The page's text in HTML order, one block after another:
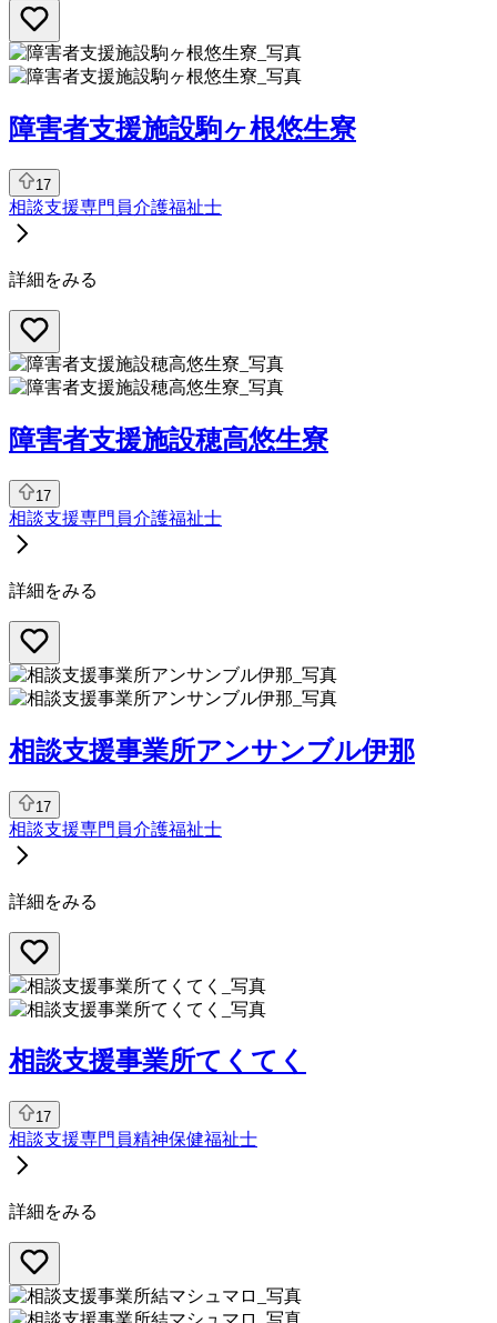
障害者支援施設駒ヶ根悠生寮
17
相談支援専門員介護福祉士
詳細をみる
障害者支援施設穂高悠生寮
17
相談支援専門員介護福祉士
詳細をみる
相談支援事業所アンサンブル伊那
17
相談支援専門員介護福祉士
詳細をみる
相談支援事業所てくてく
17
相談支援専門員精神保健福祉士
詳細をみる